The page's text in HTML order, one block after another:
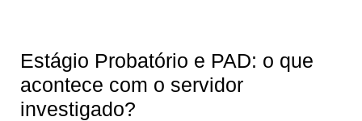
Estágio Probatório e PAD: o que
acontece com o servidor
investigado?